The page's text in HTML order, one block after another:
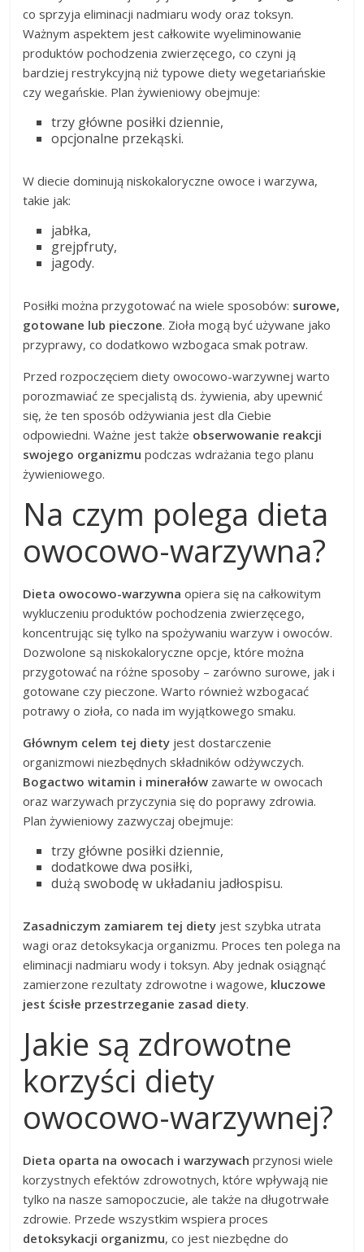
co sprzyja eliminacji nadmiaru wody oraz toksyn.
Ważnym aspektem jest całkowite wyeliminowanie
produktów pochodzenia zwierzęcego, co czyni ją
bardziej restrykcyjną niż typowe diety wegetariańskie
czy wegańskie. Plan żywieniowy obejmuje:
trzy główne posiłki dziennie,
opcjonalne przekąski.
W diecie dominują niskokaloryczne owoce i warzywa,
takie jak:
jabłka,
grejpfruty,
jagody.
Posiłki można przygotować na wiele sposobów: surowe,
gotowane lub pieczone. Zioła mogą być używane jako
przyprawy, co dodatkowo wzbogaca smak potraw.
Przed rozpoczęciem diety owocowo-warzywnej warto
porozmawiać ze specjalistą ds. żywienia, aby upewnić
się, że ten sposób odżywiania jest dla Ciebie
odpowiedni. Ważne jest także obserwowanie reakcji
swojego organizmu podczas wdrażania tego planu
żywieniowego.
Na czym polega dieta
owocowo-warzywna?
Dieta owocowo-warzywna opiera się na całkowitym
wykluczeniu produktów pochodzenia zwierzęcego,
koncentrując się tylko na spożywaniu warzyw i owoców.
Dozwolone są niskokaloryczne opcje, które można
przygotować na różne sposoby – zarówno surowe, jak i
gotowane czy pieczone. Warto również wzbogacać
potrawy o zioła, co nada im wyjątkowego smaku.
Głównym celem tej diety jest dostarczenie
organizmowi niezbędnych składników odżywczych.
Bogactwo witamin i minerałów zawarte w owocach
oraz warzywach przyczynia się do poprawy zdrowia.
Plan żywieniowy zazwyczaj obejmuje:
trzy główne posiłki dziennie,
dodatkowe dwa posiłki,
dużą swobodę w układaniu jadłospisu.
Zasadniczym zamiarem tej diety jest szybka utrata
wagi oraz detoksykacja organizmu. Proces ten polega na
eliminacji nadmiaru wody i toksyn. Aby jednak osiągnąć
zamierzone rezultaty zdrowotne i wagowe, kluczowe
jest ścisłe przestrzeganie zasad diety.
Jakie są zdrowotne
korzyści diety
owocowo-warzywnej?
Dieta oparta na owocach i warzywach przynosi wiele
korzystnych efektów zdrowotnych, które wpływają nie
tylko na nasze samopoczucie, ale także na długotrwałe
zdrowie. Przede wszystkim wspiera proces
detoksykacji organizmu, co jest niezbędne do